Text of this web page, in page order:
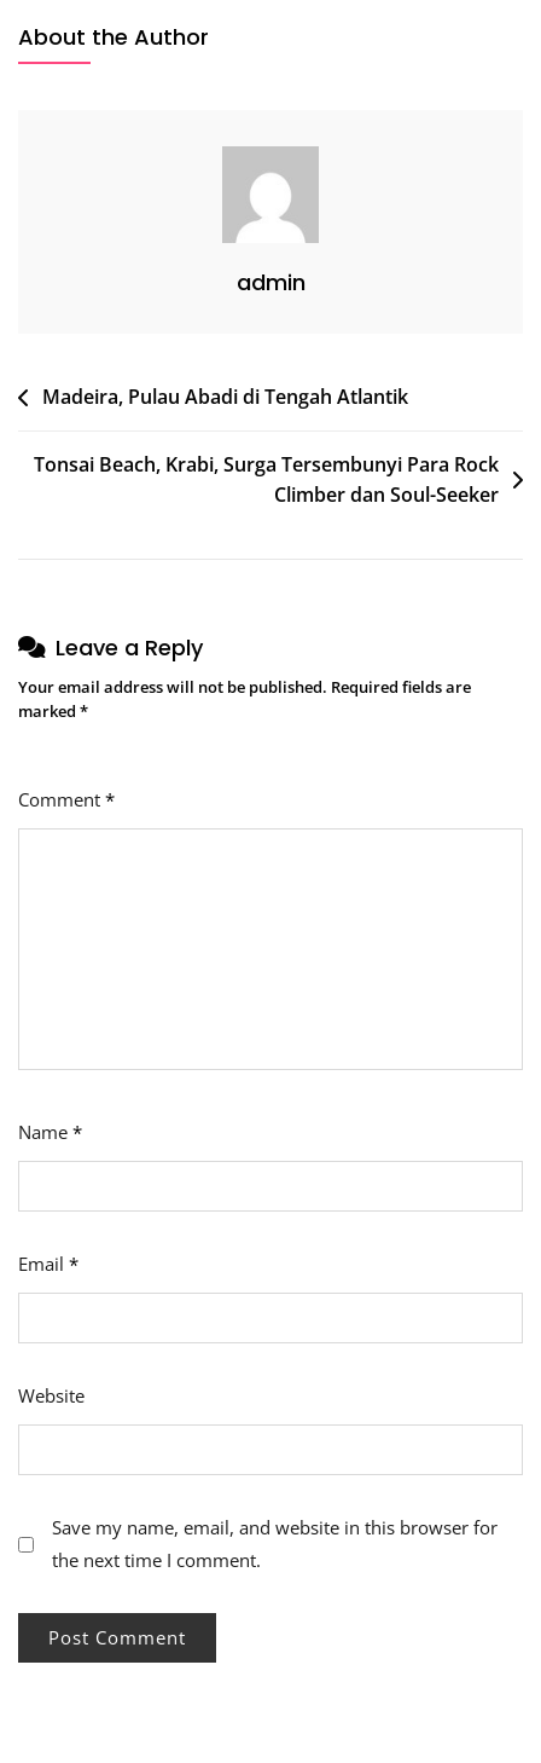
About the Author
admin
Post
Madeira, Pulau Abadi di Tengah Atlantik
Tonsai Beach, Krabi, Surga Tersembunyi Para Rock
Climber dan Soul-Seeker
Leave a Reply
Your email address will not be published. Required fields are
marked *
Comment *
Name *
Email *
Website
Save my name, email, and website in this browser for
the next time I comment.